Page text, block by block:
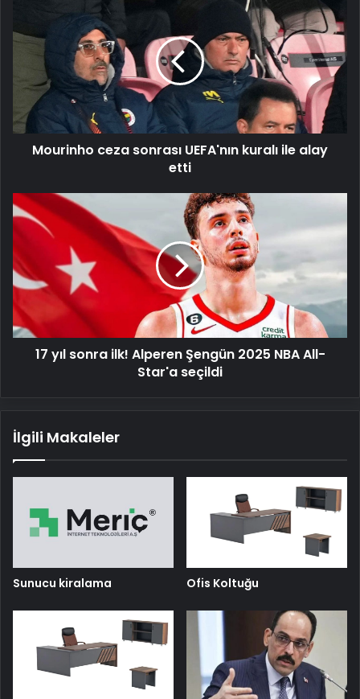
sonrası
UEFA'nın
etti
Mourinho ceza sonrası UEFA'nın kuralı ile alay
etti
yıl
sonra
Alperen
Şengün
NBA
All-
Star'a17 yıl sonra ilk! Alperen Şengün 2025 NBA All-
Star'a seçildi
İlgili Makaleler
Sunucu kiralama Ofis Koltuğu